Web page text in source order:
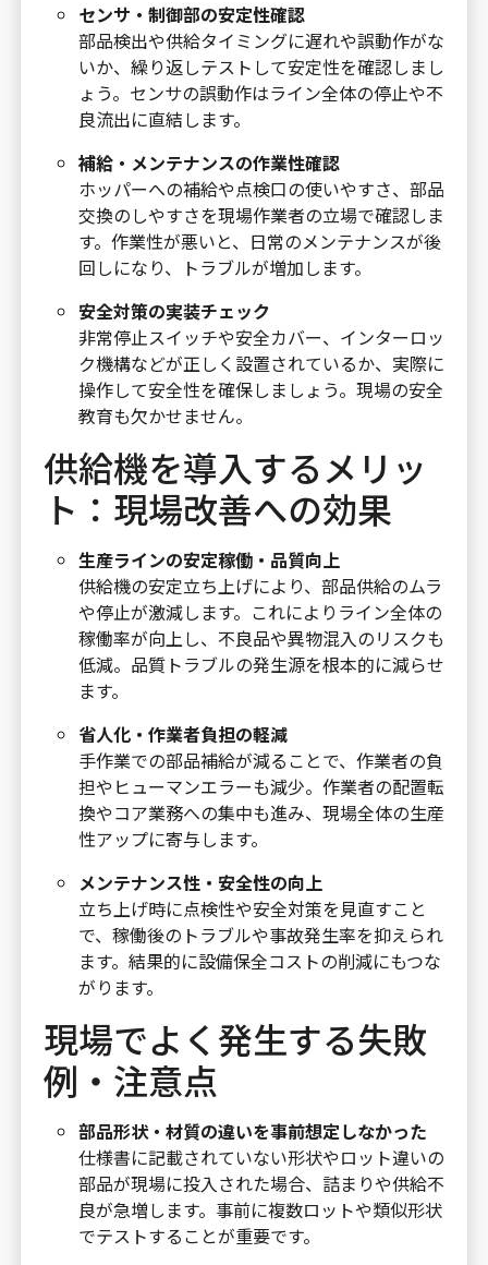
センサ・制御部の安定性確認
部品検出や供給タイミングに遅れや誤動作がな
いか、繰り返しテストして安定性を確認しまし
ょう。センサの誤動作はライン全体の停止や不
良流出に直結します。
補給・メンテナンスの作業性確認
ホッパーへの補給や点検口の使いやすさ、部品
交換のしやすさを現場作業者の立場で確認しま
す。作業性が悪いと、日常のメンテナンスが後
回しになり、トラブルが増加します。
安全対策の実装チェック
非常停止スイッチや安全カバー、インターロッ
ク機構などが正しく設置されているか、実際に
操作して安全性を確保しましょう。現場の安全
教育も欠かせません。
供給機を導入するメリッ
ト：現場改善への効果
生産ラインの安定稼働・品質向上
供給機の安定立ち上げにより、部品供給のムラ
や停止が激減します。これによりライン全体の
稼働率が向上し、不良品や異物混入のリスクも
低減。品質トラブルの発生源を根本的に減らせ
ます。
省人化・作業者負担の軽減
手作業での部品補給が減ることで、作業者の負
担やヒューマンエラーも減少。作業者の配置転
換やコア業務への集中も進み、現場全体の生産
性アップに寄与します。
メンテナンス性・安全性の向上
立ち上げ時に点検性や安全対策を見直すこと
で、稼働後のトラブルや事故発生率を抑えられ
ます。結果的に設備保全コストの削減にもつな
がります。
現場でよく発生する失敗
例・注意点
部品形状・材質の違いを事前想定しなかった
仕様書に記載されていない形状やロット違いの
部品が現場に投入された場合、詰まりや供給不
良が急増します。事前に複数ロットや類似形状
でテストすることが重要です。